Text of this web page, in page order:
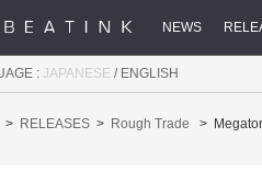
NEWS
: JAPANESE / ENGLISH
RELEASES Rough Trade